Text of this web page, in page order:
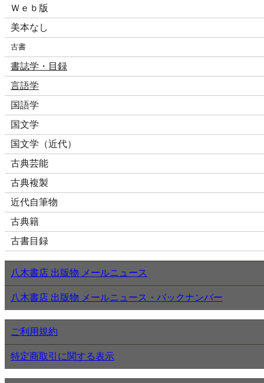
Ｗｅｂ版
美本なし
古書
書誌学・目録
言語学
国語学
国文学
国文学（近代）
古典芸能
古典複製
近代自筆物
古典籍
古書目録
八木書店 出版物 メールニュース
八木書店 出版物 メールニュース・バックナンバー
ご利用規約
特定商取引に関する表示